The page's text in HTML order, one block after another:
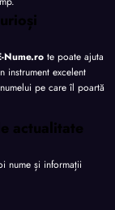
Nume.ro te poate ajuta
instrument excelent
pe care îl poartă
actualitate
nume și informații